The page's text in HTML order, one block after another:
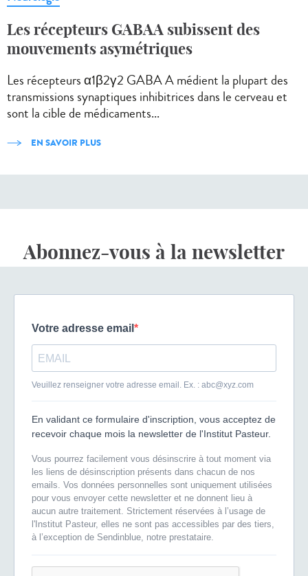
Les récepteurs GABAA subissent des
mouvements asymétriques
Les récepteurs α1β2γ2 GABA A médient la plupart des
transmissions synaptiques inhibitrices dans le cerveau et
sont la cible de médicaments...
EN SAVOIR PLUS
Abonnez-vous à la newsletter